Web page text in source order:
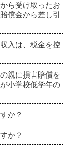
ら受け取ったお
償金から差し引
入は、税金を控
親に損害賠償を
小学校低学年の
か？
か？